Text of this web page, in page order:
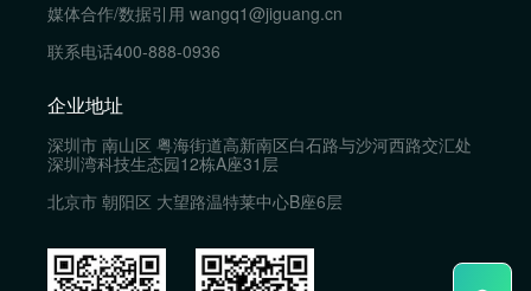
媒体合作/数据引用 wangq1@jiguang.cn
联系电话400-888-0936
企业地址
深圳市 南山区 粤海街道高新南区白石路与沙河西路交汇处
深圳湾科技生态园12栋A座31层
北京市 朝阳区 大望路温特莱中心B座6层